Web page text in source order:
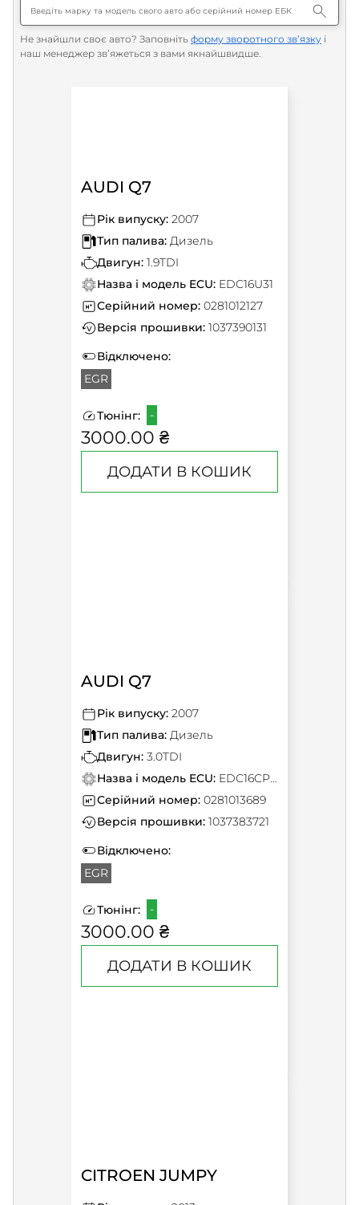
Не знайшли своє авто? Заповніть форму зворотного зв’язку і
наш менеджер зв’яжеться з вами якнайшвидше.
AUDI Q7
Рік випуску: 2007
Тип палива: Дизель
Двигун: 1.9TDI
Назва і модель ECU: EDC16U31
Серійний номер: 0281012127
Версія прошивки: 1037390131
Відключено:
EGR
Тюнінг: -
3000.00 ₴
ДОДАТИ В КОШИК
AUDI Q7
Рік випуску: 2007
Тип палива: Дизель
Двигун: 3.0TDI
Назва і модель ECU:
EDC16CP34
Серійний номер: 0281013689
Версія прошивки: 1037383721
Відключено:
EGR
Тюнінг: -
3000.00 ₴
ДОДАТИ В КОШИК
CITROEN JUMPY